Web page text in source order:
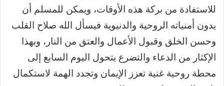
للاستفادة من بركة هذه الأوقات، ويمكن للمسلم أن
يدون أمنياته الروحية والدنيوية فيسأل الله صلاح القلب
وحسن الخلق وقبول الأعمال والعتق من النار، وبهذا
الإكثار من الدعاء والتضرع يتحول اليوم السابع إلى
محطة روحية غنية تعزز الإيمان وتجدد الهمة لاستكمال